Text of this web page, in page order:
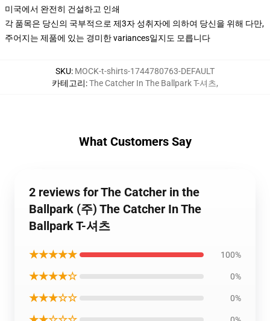
미국에서 완전히 건설하고 인쇄
각 품목은 당신의 국부적으로 제3자 성취자에 의하여 당신을 위해 다만,
주어지는 제품에 있는 경미한 variances일지도 모릅니다
SKU: MOCK-t-shirts-1744780763-DEFAULT
카테고리:The Catcher In The Ballpark T-셔츠,
What Customers Say
2 reviews for The Catcher in the
Ballpark (주) The Catcher In The
Ballpark T-셔츠
★★★★★ 100%
★★★★☆ 0%
★★★☆☆ 0%